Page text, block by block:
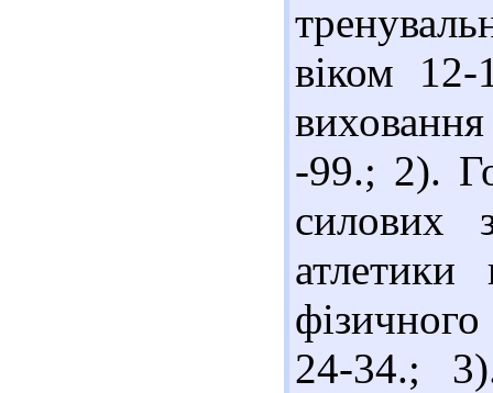
віком 12-
-99.; 2).
силових
24-34.;